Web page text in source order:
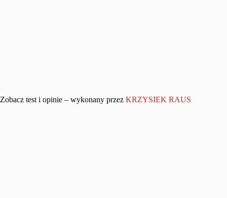
Zobacz test i opinie – wykonany przez KRZYSIEK RAUS